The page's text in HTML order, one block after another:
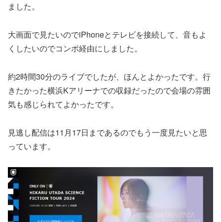
ました。
大画面で見たいのでiPhoneとテレビを接続して、音もよ
くしたいのでコンポ経由にしました。
約2時間30分のライブでしたが、ほんとよかったです。行
きたかった横浜Kアリーナでの収録だったので会場の雰囲
気も感じられてよかったです。
見逃し配信は11月17日まであるのでもう一度見たいと思
っています。